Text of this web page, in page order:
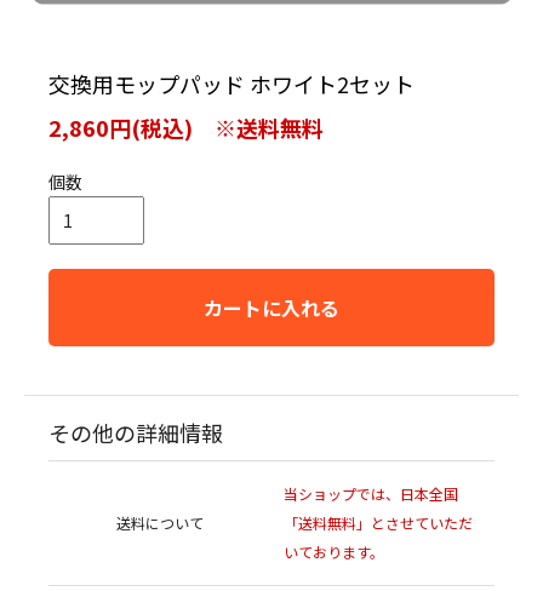
交換用モップパッド ホワイト2セット
2,860円(税込) ※送料無料
個数
カートに入れる
その他の詳細情報
送料について
当ショップでは、日本全国
「送料無料」とさせていただ
いております。